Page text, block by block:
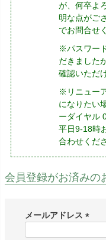
が、何卒よ
明な点がご
でお問合せ
※パスワー
だきました
確認いただ
※リニュー
になりたい
ーダイヤル
平日9-18時
合わせくだ
会員登録がお済みの
メールアドレス